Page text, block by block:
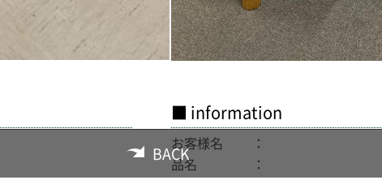
■ information
お客様名
品名
BACK